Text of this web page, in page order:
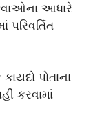
આધારે
પરિવર્તિત
પોતાના
કરવામાં